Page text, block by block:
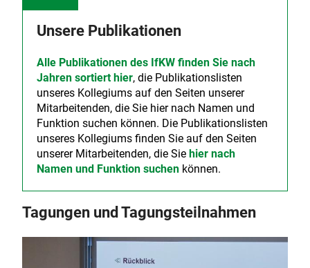
Unsere Publikationen
Alle Publikationen des IfKW finden Sie nach
Jahren sortiert hier, die Publikationslisten
unseres Kollegiums auf den Seiten unserer
Mitarbeitenden, die Sie hier nach Namen und
Funktion suchen können. Die Publikationslisten
unseres Kollegiums finden Sie auf den Seiten
unserer Mitarbeitenden, die Sie hier nach
Namen und Funktion suchen können.
Tagungen und Tagungsteilnahmen